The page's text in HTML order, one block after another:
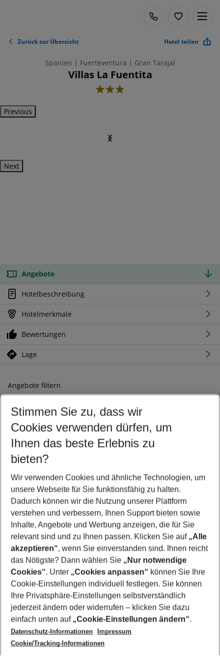
Zurück zur Übersicht Hotel teilen
Spanien | Fuerteventura | Gran Tarajal
Villas La Fuentita
3
Previous
Next
Angebote
Hotelbeschreibung
Hotelmerkmale
Bewertungen
Lage
Angebote filtern
Ändern Sie Ihre Kriterien nach Ihren Wünschen
Abflughafen wählen
Beliebiger Abflughafen
Reisezeitraum wählen
09.08.26– 07.08.27 5-8 Nächte
2 Erwachsene Keine Kinder
Mehr Filter anzeigen
Footer
Footer navigation
Über uns
AGB
Cookie-Einstellungen ändern
Cookie-Richtlinie
Datenschutz
Service & Hilfe
Barrierefreies Reisen
Check-in
Folgen Sie uns
Stimmen Sie zu, dass wir
Cookies verwenden dürfen, um
Ihnen das beste Erlebnis zu
bieten?
Wir verwenden Cookies und ähnliche Technologien, um
unsere Webseite für Sie funktionsfähig zu halten.
Dadurch können wir die Nutzung unserer Plattform
verstehen und verbessern, Ihnen Support bieten sowie
Inhalte, Angebote und Werbung anzeigen, die für Sie
relevant sind und zu Ihnen passen. Klicken Sie auf „Alle
akzeptieren“, wenn Sie einverstanden sind. Ihnen reicht
das Nötigste? Dann wählen Sie „Nur notwendige
Cookies“. Unter „Cookies anpassen“ können Sie Ihre
Cookie-Einstellungen individuell festlegen. Sie können
Ihre Privatsphäre-Einstellungen selbstverständlich
jederzeit ändern oder widerrufen – klicken Sie dazu
einfach unten auf „Cookie-Einstellungen ändern“.
Datenschutz-Informationen
Impressum
Cookie/Tracking-Informationen